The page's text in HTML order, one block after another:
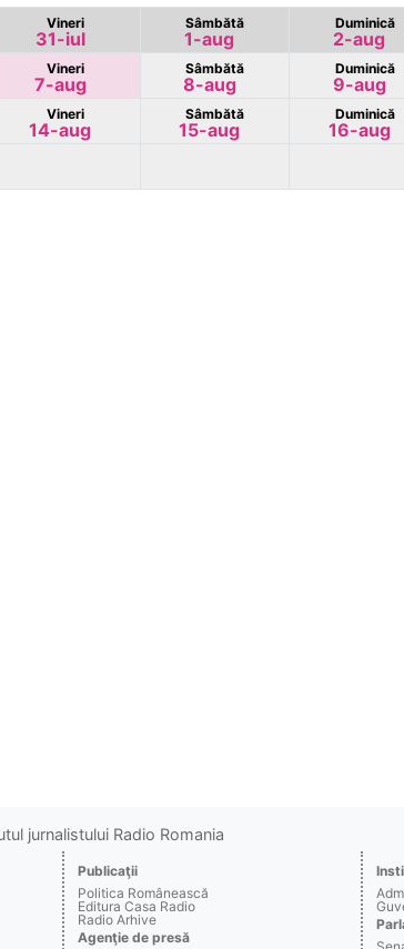
Vineri
31-iul
Sâmbătă
1-aug
Duminică
2-aug
Vineri
7-aug
Sâmbătă
8-aug
Duminică
9-aug
Vineri
14-aug
Sâmbătă
15-aug
Duminică
16-aug
jurnalistului Radio Romania
Publicaţii
Politica Românească
Editura Casa Radio
Radio Arhive
Agenţie de presă